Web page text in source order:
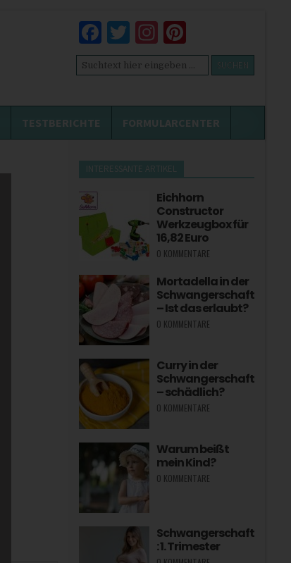
Facebook
Twitter
Instagram
Suchen
nach:
TESTBERICHTE FORMULARCENTER
INTERESSANTE ARTIKEL
Eichhorn
Constructor
Werkzeugbox für
16,82 Euro
0 KOMMENTARE
Mortadella in der
Schwangerschaft
– Ist das erlaubt?
0 KOMMENTARE
Curry in der
Schwangerschaft
– schädlich?
0 KOMMENTARE
Warum beißt
mein Kind?
0 KOMMENTARE
Schwangerschaft
: 1. Trimester